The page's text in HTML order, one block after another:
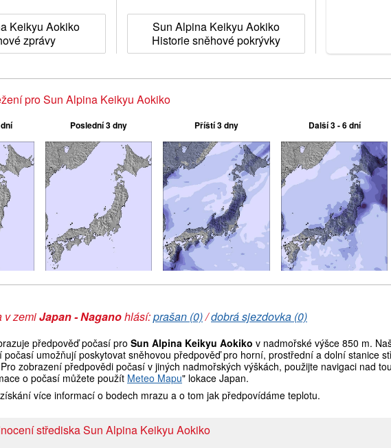
Keikyu Aokiko
zprávy
Sun Alpina Keikyu Aokiko
Historie sněhové pokrývky
where are
pro Sun Alpina Keikyu Aokiko
Poslední 3 dny Příští 3 dny Další 3 - 6 dní
v zemiJapan - Naganohlásí:prašan (0)/dobrá sjezdovka (0)
předpověď počasí pro Sun Alpina Keikyu Aokiko v nadmořské výšce 850 m.
umožňují poskytovat sněhovou předpověď pro horní, prostřední a dolní stanice
zobrazení předpovědi počasí v jiných nadmořských výškách, použijte navigaci nad
o počasí můžete použít Meteo Mapu" lokace Japan.
více informací o bodech mrazu a o tom jak předpovídáme teplotu.
střediska Sun Alpina Keikyu Aokiko